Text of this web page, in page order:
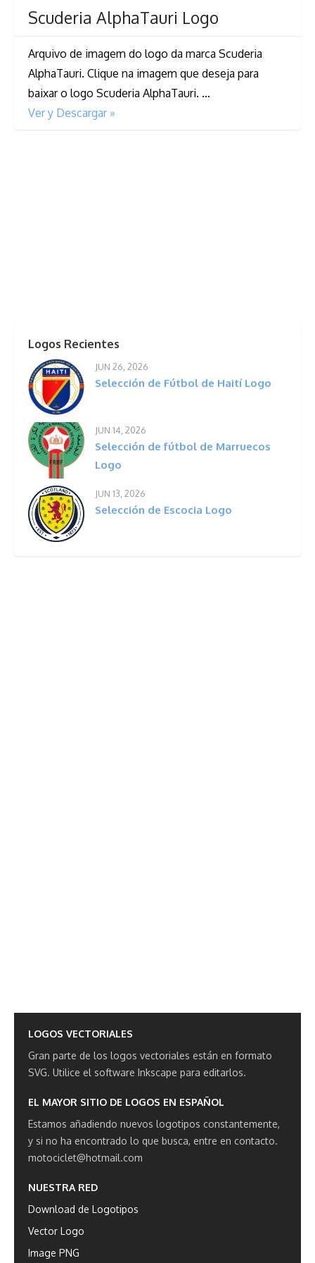
Scuderia AlphaTauri Logo
Arquivo de imagem do logo da marca Scuderia
AlphaTauri. Clique na imagem que deseja para
baixar o logo Scuderia AlphaTauri. …
Ver y Descargar »
Logos Recientes
JUN 26, 2026
Selección de Fútbol de Haití Logo
JUN 14, 2026
Selección de fútbol de Marruecos
Logo
JUN 13, 2026
Selección de Escocia Logo
LOGOS VECTORIALES
Gran parte de los logos vectoriales están en formato
SVG. Utilice el software Inkscape para editarlos.
EL MAYOR SITIO DE LOGOS EN ESPAÑOL
Estamos añadiendo nuevos logotipos constantemente,
y si no ha encontrado lo que busca, entre en contacto.
motociclet@hotmail.com
NUESTRA RED
Download de Logotipos
Vector Logo
Image PNG